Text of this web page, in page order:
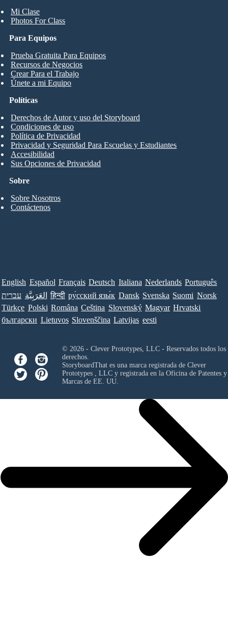
Mi Clase
Photos For Class
Para Equipos
Prueba Gratuita Para Equipos
Recursos de Negocios
Crear Para el Trabajo
Únete a mi Equipo
Sobre
Sobre Nosotros
Contáctenos
Políticas
Derechos de Autor y uso del Storyboard
Condiciones de uso
Política de Privacidad
Privacidad y Seguridad Para Escuelas y Estudiantes
Accesibilidad
Sus Opciones de Privacidad
English Español Français Deutsch Italiana Nederlands Português
עברית العَرَبِيَّة हिन्दी ру́сский язы́к Dansk Svenska Suomi Norsk
Türkçe Polski Româna Ceština Slovenský Magyar Hrvatski
български Lietuvos Slovenščina Latvijas eesti
© 2026 - Clever Prototypes, LLC - Reservados todos los
derechos.
StoryboardThat es una marca registrada de Clever
Prototypes , LLCy registrada en la Oficina de Patentes y
Marcas de EE. UU.